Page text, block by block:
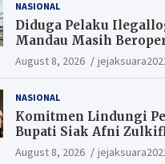
NASIONAL
Diduga Pelaku
Mandau Masih
Masyarakat Minta
Hukum Segera
August 8, 2026
NASIONAL
Komitmen Lindungi
Bupati Siak Afni
Penghargaan SIEXPO
August 8, 2026